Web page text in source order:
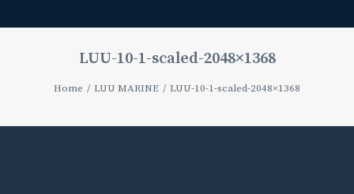
LUU-10-1-scaled-2048×1368
Home LUU MARINE LUU-10-1-scaled-2048×1368